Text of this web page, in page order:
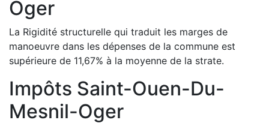
Oger
La Rigidité structurelle qui traduit les marges de
manoeuvre dans les dépenses de la commune est
supérieure de 11,67% à la moyenne de la strate.
Impôts Saint-Ouen-Du-
Mesnil-Oger